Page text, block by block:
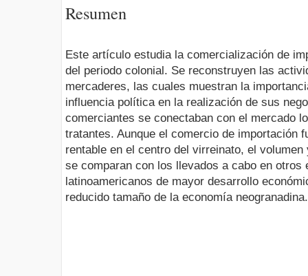
Resumen
Este artículo estudia la comercialización de
del periodo colonial. Se reconstruyen las
mercaderes, las cuales muestran la
influencia política en la realización de sus
comerciantes se conectaban con el mercado
tratantes. Aunque el comercio de importación
rentable en el centro del virreinato, el
se comparan con los llevados a cabo en otros
latinoamericanos de mayor desarrollo
reducido tamaño de la economía neogranadina.